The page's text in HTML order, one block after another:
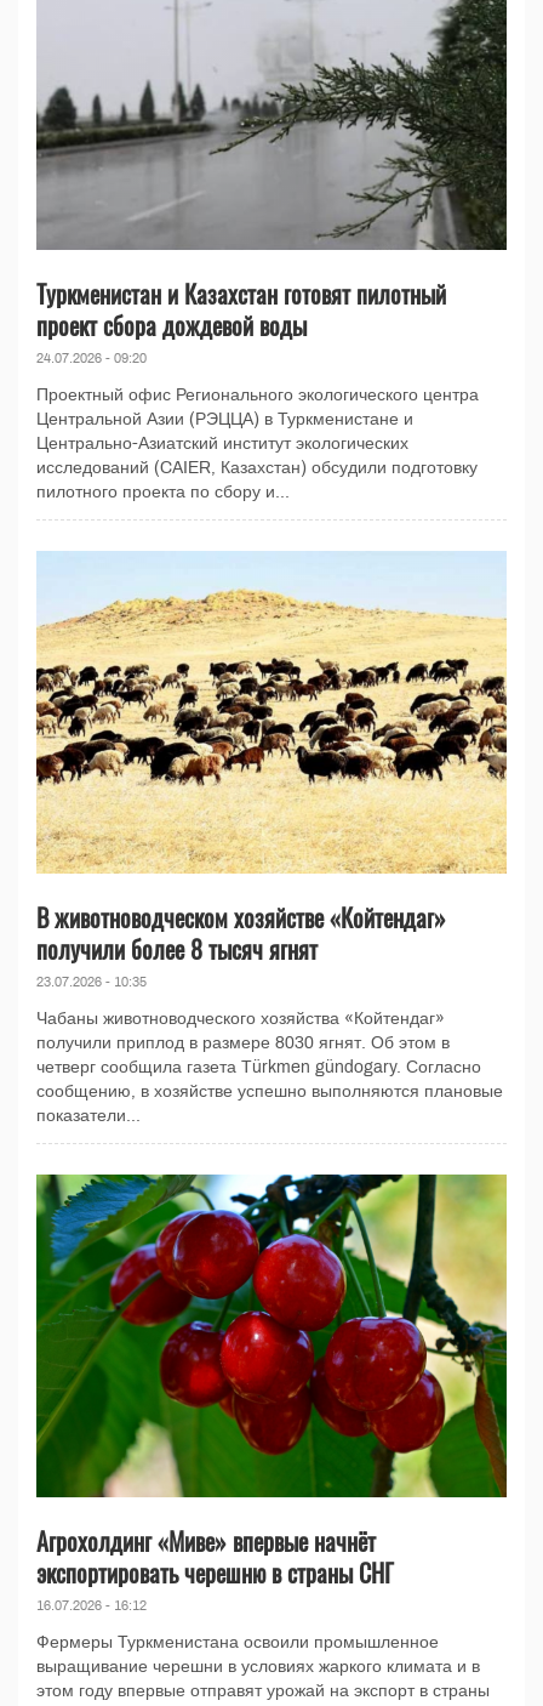
Туркменистан и Казахстан готовят пилотный
проект сбора дождевой воды
24.07.2026 - 09:20
Проектный офис Регионального экологического центра
Центральной Азии (РЭЦЦА) в Туркменистане и
Центрально-Азиатский институт экологических
исследований (CAIER, Казахстан) обсудили подготовку
пилотного проекта по сбору и...
В животноводческом хозяйстве «Койтендаг»
получили более 8 тысяч ягнят
23.07.2026 - 10:35
Чабаны животноводческого хозяйства «Койтендаг»
получили приплод в размере 8030 ягнят. Об этом в
четверг сообщила газета Türkmen gündogary. Согласно
сообщению, в хозяйстве успешно выполняются плановые
показатели...
Агрохолдинг «Миве» впервые начнёт
экспортировать черешню в страны СНГ
16.07.2026 - 16:12
Фермеры Туркменистана освоили промышленное
выращивание черешни в условиях жаркого климата и в
этом году впервые отправят урожай на экспорт в страны